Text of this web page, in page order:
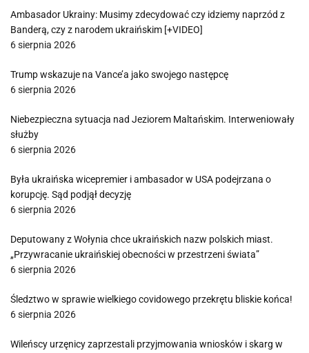
Ambasador Ukrainy: Musimy zdecydować czy idziemy naprzód z
Banderą, czy z narodem ukraińskim [+VIDEO]
6 sierpnia 2026
Trump wskazuje na Vance’a jako swojego następcę
6 sierpnia 2026
Niebezpieczna sytuacja nad Jeziorem Maltańskim. Interweniowały
służby
6 sierpnia 2026
Była ukraińska wicepremier i ambasador w USA podejrzana o
korupcję. Sąd podjął decyzję
6 sierpnia 2026
Deputowany z Wołynia chce ukraińskich nazw polskich miast.
„Przywracanie ukraińskiej obecności w przestrzeni świata”
6 sierpnia 2026
Śledztwo w sprawie wielkiego covidowego przekrętu bliskie końca!
6 sierpnia 2026
Wileńscy urzęnicy zaprzestali przyjmowania wniosków i skarg w